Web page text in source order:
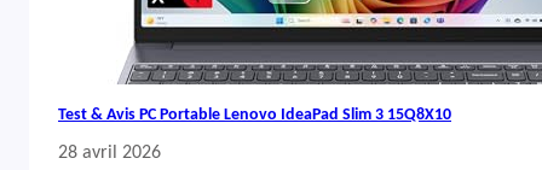
Test & Avis PC Portable Lenovo IdeaPad Slim 3 15Q8X10
28 avril 2026